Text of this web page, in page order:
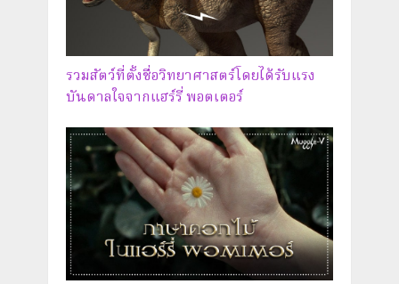
รวมสัตว์ที่ตั้งชื่อวิทยาศาสตร์โดยได้รับแรง
บันดาลใจจากแฮร์รี่ พอตเตอร์